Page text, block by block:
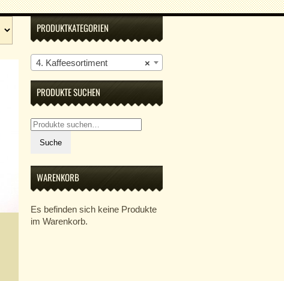
PRODUKTKATEGORIEN
×
4. Kaffeesortiment
PRODUKTE SUCHEN
Suche
nach:
Suche
WARENKORB
Es befinden sich keine Produkte
im Warenkorb.